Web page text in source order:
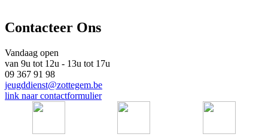
Contacteer Ons
Vandaag open
van 9u tot 12u - 13u tot 17u
09 367 91 98
jeugddienst@zottegem.be
link naar contactformulier